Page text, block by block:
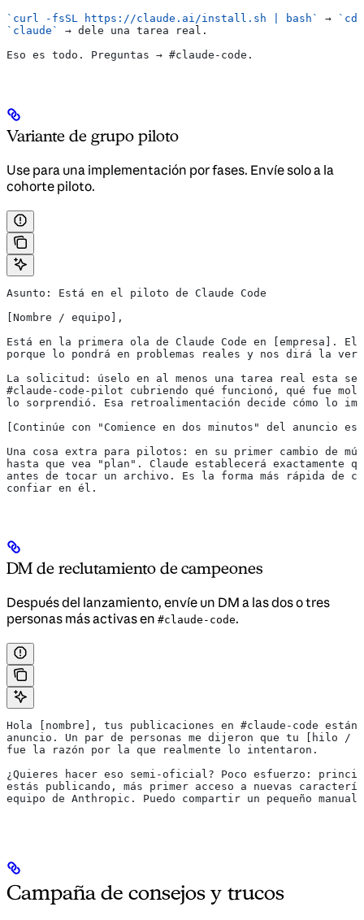
`curl -fsSL https://claude.ai/install.sh | bash` →
`cd
`claude`
→ dele una tarea real.
Eso es todo. Preguntas → #claude-code.
Variante de grupo piloto
Use para una implementación por fases. Envíe solo a la
cohorte piloto.
Asunto: Está en el piloto de Claude Code
[Nombre / equipo],
Está en la primera ola de Claude Code en [empresa].
porque lo pondrá en problemas reales y nos dirá la
La solicitud: úselo en al menos una tarea real esta
#claude-code-pilot cubriendo qué funcionó, qué fue
lo sorprendió. Esa retroalimentación decide cómo lo
[Continúe con "Comience en dos minutos" del anuncio
Una cosa extra para pilotos: en su primer cambio de
hasta que vea "plan". Claude establecerá exactamente
antes de tocar un archivo. Es la forma más rápida de
confiar en él.
DM de reclutamiento de campeones
Después del lanzamiento, envíe un DM a las dos o tres
personas más activas en #claude-code.
Hola [nombre], tus publicaciones en #claude-code están
anuncio. Un par de personas me dijeron que tu [hilo /
fue la razón por la que realmente lo intentaron.
¿Quieres hacer eso semi-oficial? Poco esfuerzo:
estás publicando, más primer acceso a nuevas
equipo de Anthropic. Puedo compartir un pequeño
Campaña de consejos y trucos